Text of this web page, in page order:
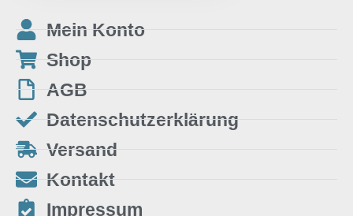
Mein Konto
Shop
AGB
Datenschutzerklärung
Versand
Kontakt
Impressum